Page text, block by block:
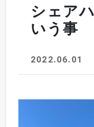
シェア
いう事
2022.06.01